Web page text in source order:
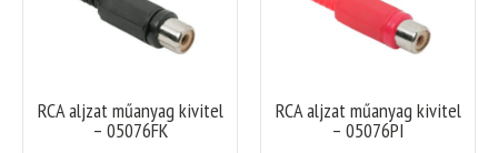
RCA aljzat műanyag kivitel
– 05076FK
RCA aljzat műanyag kivitel
– 05076PI